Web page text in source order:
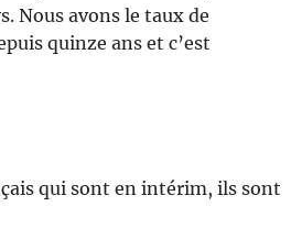
Nous avons le taux de
quinze ans et c’est
qui sont en intérim, ils sont